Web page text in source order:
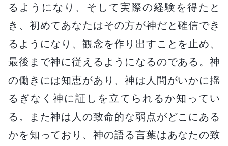
るようになり、そして実際の経験を得たと
き、初めてあなたはその方が神だと確信でき
るようになり、観念を作り出すことを止め、
最後まで神に従えるようになるのである。神
の働きには知恵があり、神は人間がいかに揺
るぎなく神に証しを立てられるか知ってい
る。また神は人の致命的な弱点がどこにある
かを知っており、神の語る言葉はあなたの致